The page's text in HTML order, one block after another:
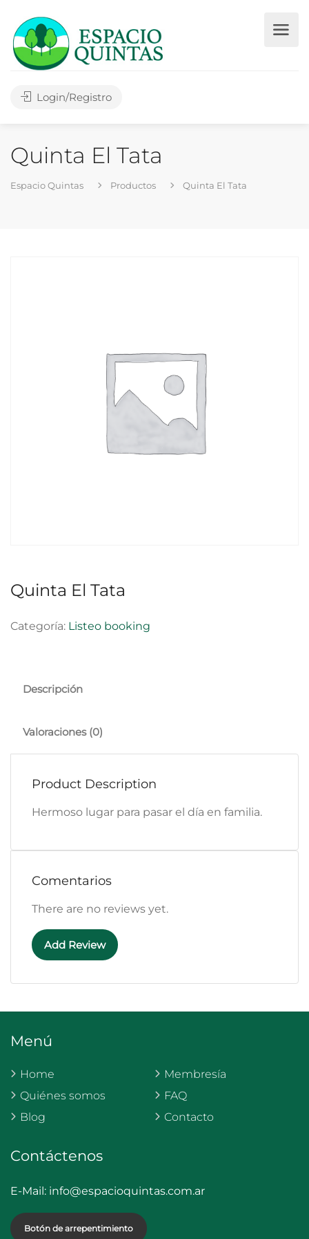
Login/Registro
Quinta El Tata
Espacio Quintas Productos Quinta El Tata
Quinta El Tata
Categoría: Listeo booking
Descripción
Valoraciones (0)
Product Description
Hermoso lugar para pasar el día en familia.
Comentarios
There are no reviews yet.
Add Review
Menú
Home
Quiénes somos
Blog
Membresía
FAQ
Contacto
Contáctenos
E-Mail: info@espacioquintas.com.ar
Botón de arrepentimiento